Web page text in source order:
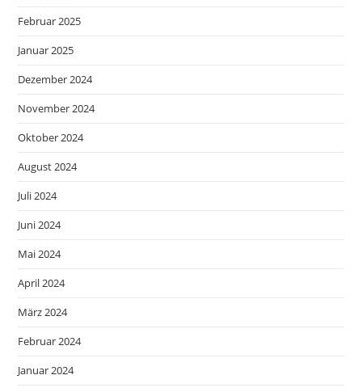
Februar 2025
Januar 2025
Dezember 2024
November 2024
Oktober 2024
August 2024
Juli 2024
Juni 2024
Mai 2024
April 2024
März 2024
Februar 2024
Januar 2024